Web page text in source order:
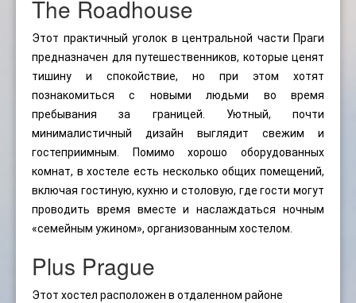
The Roadhouse
Этот практичный уголок в центральной части Праги
предназначен для путешественников, которые ценят
тишину и спокойствие, но при этом хотят
познакомиться с новыми людьми во время
пребывания за границей. Уютный, почти
минималистичный дизайн выглядит свежим и
гостеприимным. Помимо хорошо оборудованных
комнат, в хостеле есть несколько общих помещений,
включая гостиную, кухню и столовую, где гости могут
проводить время вместе и наслаждаться ночным
«семейным ужином», организованным хостелом.
Plus Prague
Этот хостел расположен в отдаленном районе